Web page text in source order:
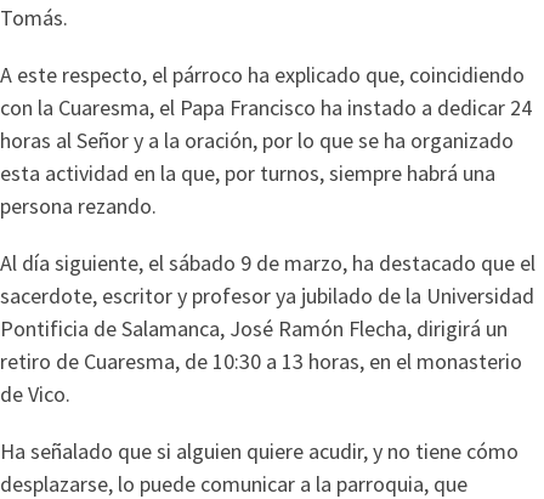
Tomás.
A este respecto, el párroco ha explicado que, coincidiendo
con la Cuaresma, el Papa Francisco ha instado a dedicar 24
horas al Señor y a la oración, por lo que se ha organizado
esta actividad en la que, por turnos, siempre habrá una
persona rezando.
Al día siguiente, el sábado 9 de marzo, ha destacado que el
sacerdote, escritor y profesor ya jubilado de la Universidad
Pontificia de Salamanca, José Ramón Flecha, dirigirá un
retiro de Cuaresma, de 10:30 a 13 horas, en el monasterio
de Vico.
Ha señalado que si alguien quiere acudir, y no tiene cómo
desplazarse, lo puede comunicar a la parroquia, que